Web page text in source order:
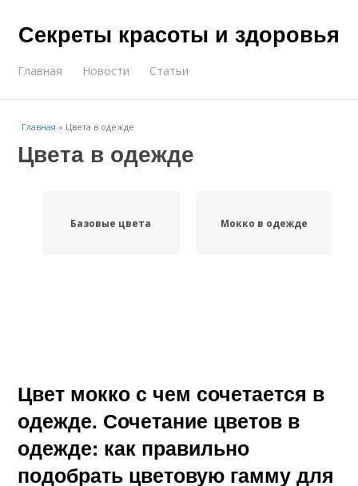
Секреты красоты и здоровья
Главная Новости Статьи
Главная » Цвета в одежде
Цвета в одежде
Базовые цвета Мокко в одежде
Цвет мокко с чем сочетается в
одежде. Сочетание цветов в
одежде: как правильно
подобрать цветовую гамму для